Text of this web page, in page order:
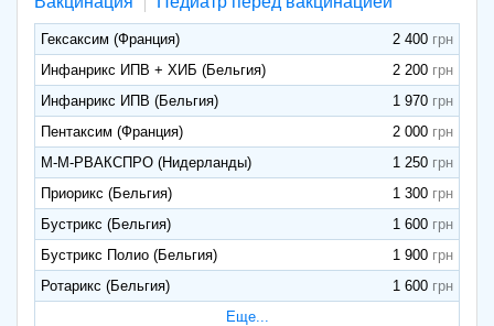
Гексаксим (Франция)
2 400
Инфанрикс ИПВ + ХИБ (Бельгия)
2 200
Инфанрикс ИПВ (Бельгия)
1 970
Пентаксим (Франция)
2 000
М-М-РВАКСПРО (Нидерланды)
1 250
Приорикс (Бельгия)
1 300
Бустрикс (Бельгия)
1 600
Бустрикс Полио (Бельгия)
1 900
Ротарикс (Бельгия)
1 600
Еще...